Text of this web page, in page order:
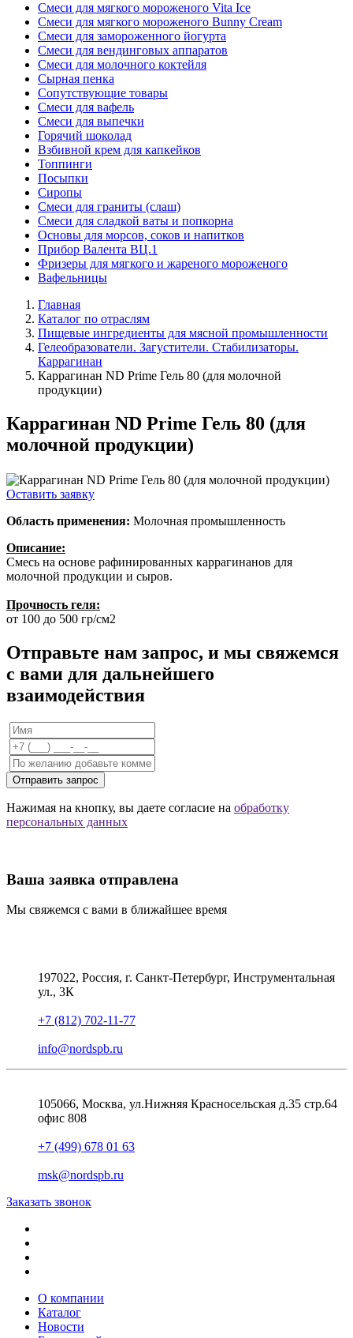
Смеси для мягкого мороженого Vita Ice
Смеси для мягкого мороженого Bunny Cream
Смеси для замороженного йогурта
Смеси для вендинговых аппаратов
Смеси для молочного коктейля
Сырная пенка
Сопутствующие товары
Смеси для вафель
Смеси для выпечки
Горячий шоколад
Взбивной крем для капкейков
Топпинги
Посыпки
Сиропы
Смеси для граниты (слаш)
Смеси для сладкой ваты и попкорна
Основы для морсов, соков и напитков
Прибор Валента ВЦ.1
Фризеры для мягкого и жареного мороженого
Вафельницы
Главная
Каталог по отраслям
Пищевые ингредиенты для мясной промышленности
Гелеобразователи. Загустители. Стабилизаторы.
Каррагинан
Каррагинан ND Prime Гель 80 (для молочной
продукции)
Каррагинан ND Prime Гель 80 (для
молочной продукции)
Оставить заявку
Область применения: Молочная промышленность
Описание:
Смесь на основе рафинированных каррагинанов для
молочной продукции и сыров.
Прочность геля:
от 100 до 500 гр/см2
Отправьте нам запрос, и мы свяжемся
с вами для дальнейшего
взаимодействия
Отправить запрос
Нажимая на кнопку, вы даете согласие на обработку
персональных данных
Ваша заявка отправлена
Мы свяжемся с вами в ближайшее время
197022, Россия, г. Санкт-Петербург, Инструментальная
ул., 3К
+7 (812) 702-11-77
info@nordspb.ru
105066, Москва, ул.Нижняя Красносельская д.35 стр.64
офис 808
+7 (499) 678 01 63
msk@nordspb.ru
Заказать звонок
О компании
Каталог
Новости